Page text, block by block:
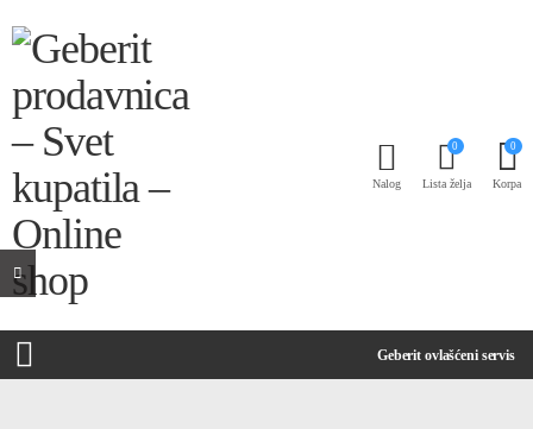
Nalog
0
Lista želja
0
Korpa
Geberit ovlašćeni servis